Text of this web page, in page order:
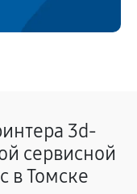
3d-
сервисной
в Томске